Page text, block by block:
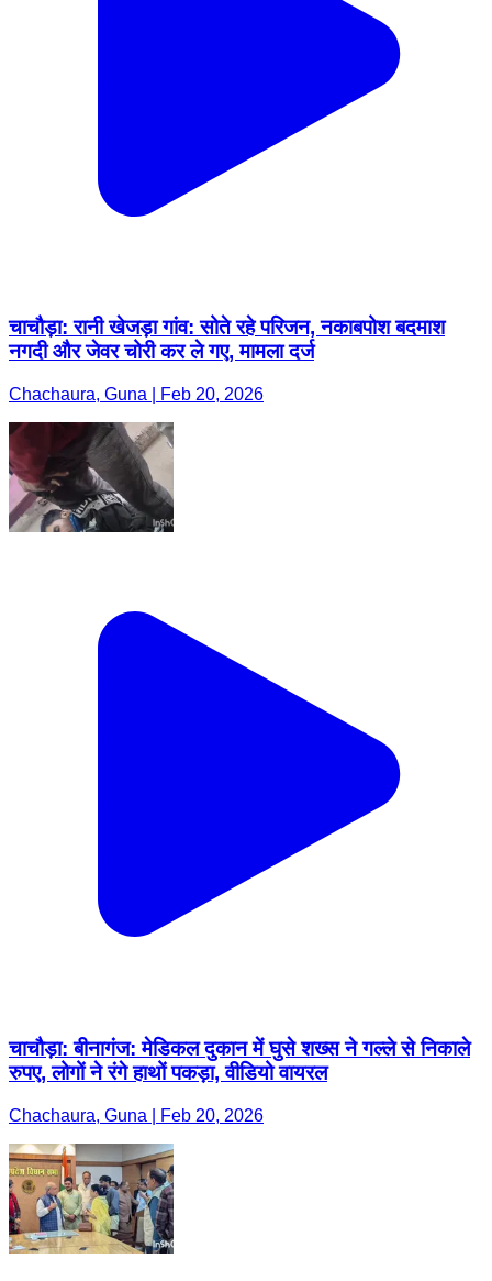
चाचौड़ा: रानी खेजड़ा गांव: सोते रहे परिजन, नकाबपोश बदमाश
नगदी और जेवर चोरी कर ले गए, मामला दर्ज
Chachaura, Guna | Feb 20, 2026
चाचौड़ा: बीनागंज: मेडिकल दुकान में घुसे शख्स ने गल्ले से निकाले
रुपए, लोगों ने रंगे हाथों पकड़ा, वीडियो वायरल
Chachaura, Guna | Feb 20, 2026